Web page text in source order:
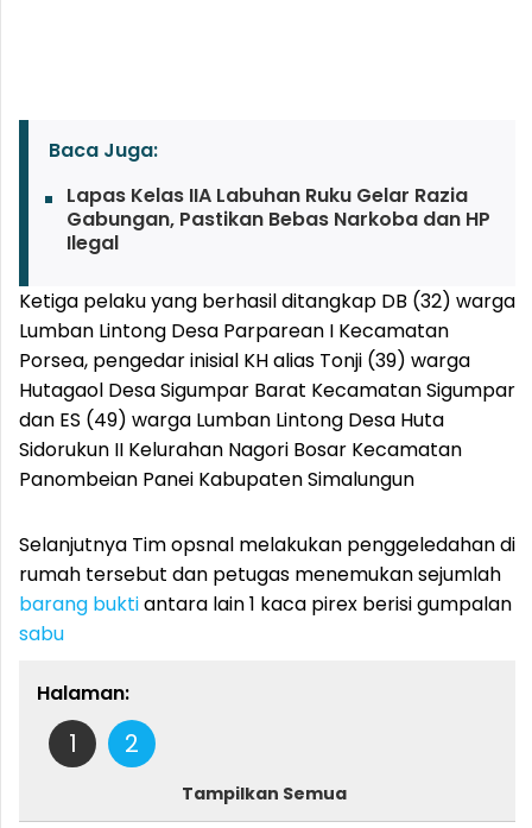
Baca Juga:
Lapas Kelas IIA Labuhan Ruku Gelar Razia
Gabungan, Pastikan Bebas Narkoba dan HP
Ilegal
Ketiga pelaku yang berhasil ditangkap DB (32) warga
Lumban Lintong Desa Parparean I Kecamatan
Porsea, pengedar inisial KH alias Tonji (39) warga
Hutagaol Desa Sigumpar Barat Kecamatan Sigumpar
dan ES (49) warga Lumban Lintong Desa Huta
Sidorukun II Kelurahan Nagori Bosar Kecamatan
Panombeian Panei Kabupaten Simalungun
Selanjutnya Tim opsnal melakukan penggeledahan di
rumah tersebut dan petugas menemukan sejumlah
barang buktiantara lain 1 kaca pirex berisi gumpalan
sabu
Halaman:
1 2
Tampilkan Semua